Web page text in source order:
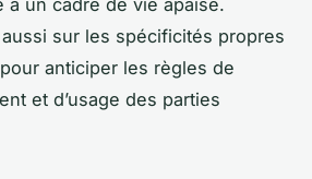
sur les spécificités propres
anticiper les règles de
et d’usage des parties